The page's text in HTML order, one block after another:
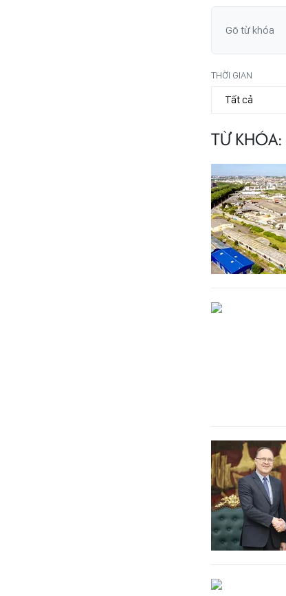
THỜI GIAN
TỪ KHÓA: